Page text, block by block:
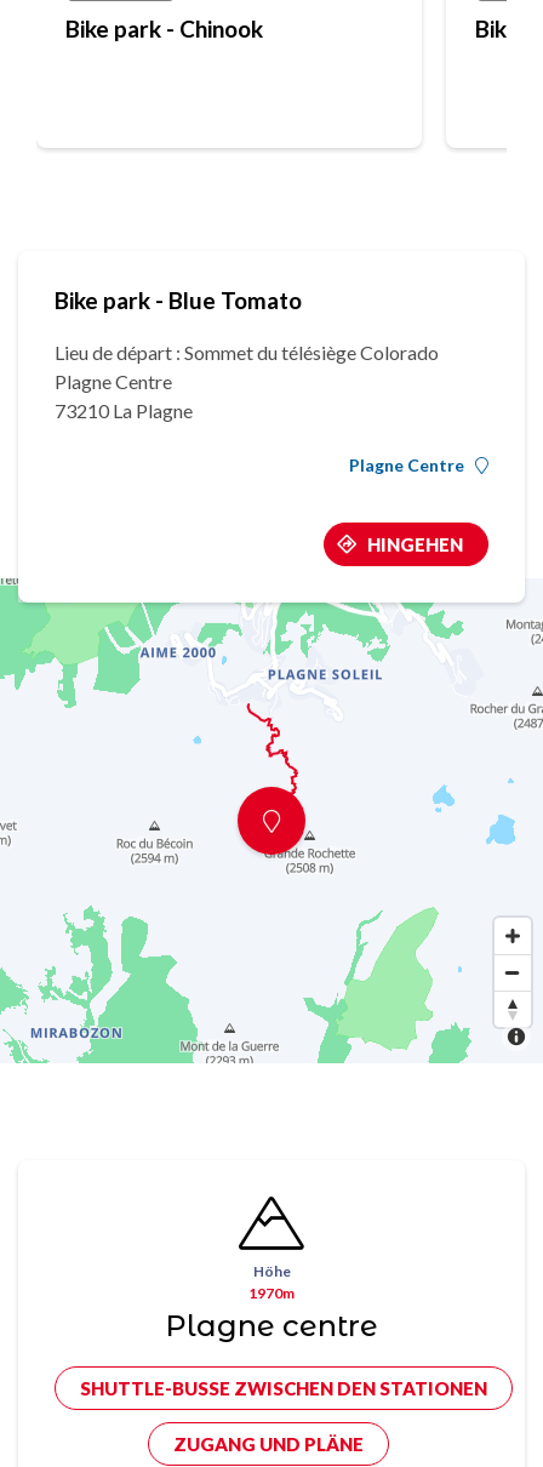
Bike park - Chinook Bike
Bike park - Blue Tomato
Lieu de départ : Sommet du télésiège Colorado
Plagne Centre
73210 La Plagne
Plagne Centre
HINGEHEN
Höhe
1970m
Plagne centre
SHUTTLE-BUSSE ZWISCHEN DEN STATIONEN
ZUGANG UND PLÄNE